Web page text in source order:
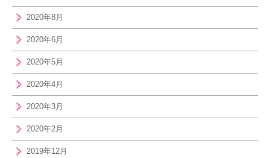
2020年8月
2020年6月
2020年5月
2020年4月
2020年3月
2020年2月
2019年12月